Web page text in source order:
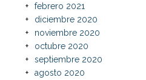
febrero 2021
diciembre 2020
noviembre 2020
octubre 2020
septiembre 2020
agosto 2020